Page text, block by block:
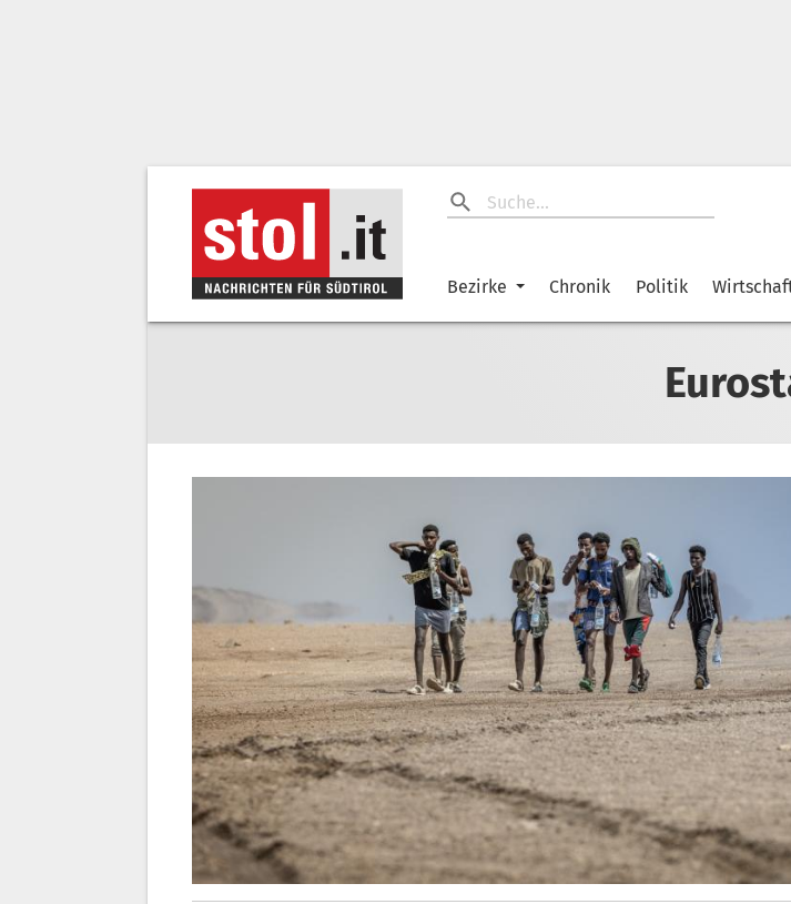
Bezirke Chronik Politik